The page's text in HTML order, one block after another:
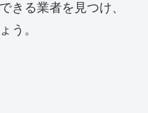
きる業者を見つけ、
う。